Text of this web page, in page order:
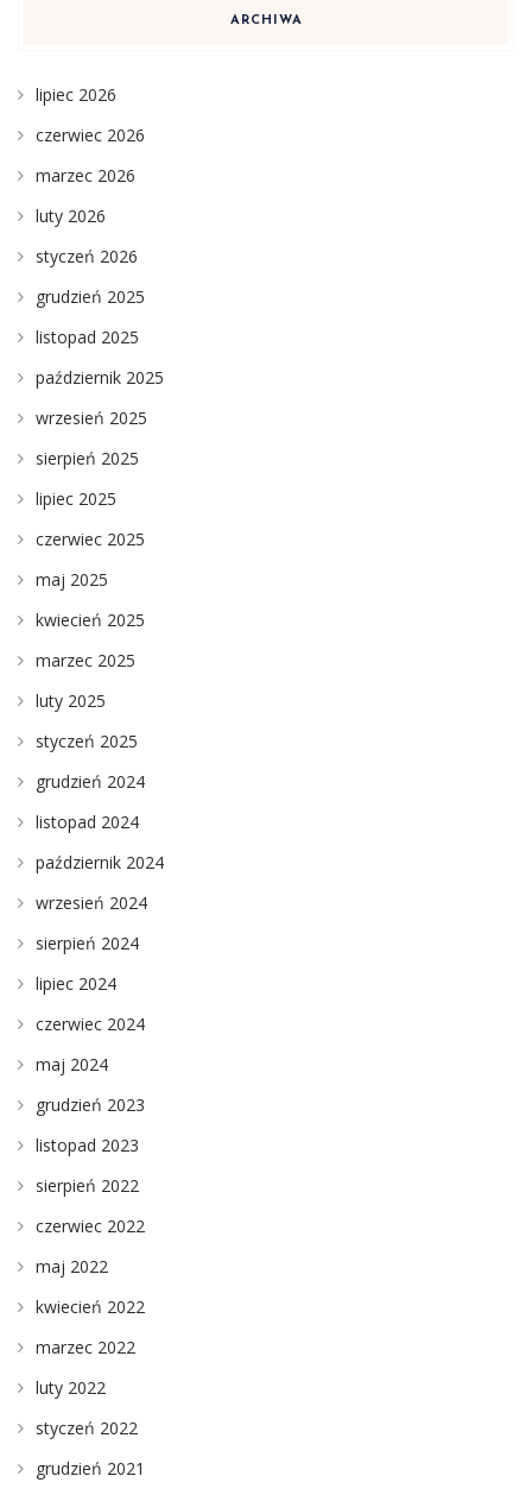
ARCHIWA
lipiec 2026
czerwiec 2026
marzec 2026
luty 2026
styczeń 2026
grudzień 2025
listopad 2025
październik 2025
wrzesień 2025
sierpień 2025
lipiec 2025
czerwiec 2025
maj 2025
kwiecień 2025
marzec 2025
luty 2025
styczeń 2025
grudzień 2024
listopad 2024
październik 2024
wrzesień 2024
sierpień 2024
lipiec 2024
czerwiec 2024
maj 2024
grudzień 2023
listopad 2023
sierpień 2022
czerwiec 2022
maj 2022
kwiecień 2022
marzec 2022
luty 2022
styczeń 2022
grudzień 2021